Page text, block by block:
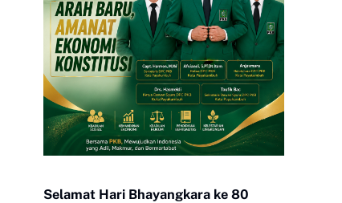
Selamat Hari Bhayangkara ke 80